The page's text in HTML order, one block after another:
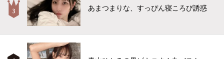
あまつまりな、すっぴん寝ころび誘惑